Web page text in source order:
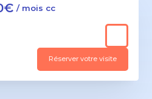
/ mois cc
Réserver votre visite